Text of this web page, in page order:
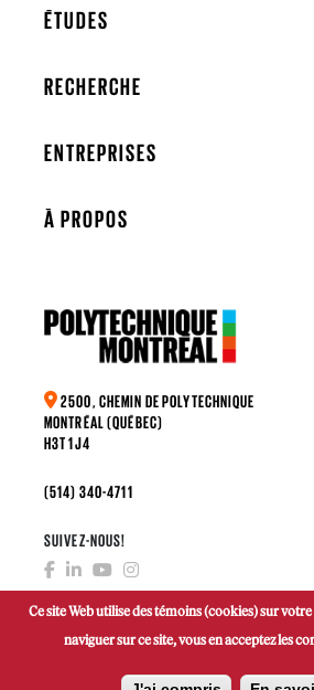
ÉTUDES
RECHERCHE
ENTREPRISES
À PROPOS
2500, CHEMIN DE POLYTECHNIQUE
MONTRÉAL (QUÉBEC)
H3T 1J4
(514) 340-4711
SUIVEZ-NOUS!
FAIRE UN DON
Ce site Web utilise des témoins (cookies) sur
naviguer sur ce site, vous en acceptez les